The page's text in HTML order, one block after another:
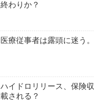
終わりか？
医療従事者は露頭に迷う。
ハイドロリリース、保険収
載される？